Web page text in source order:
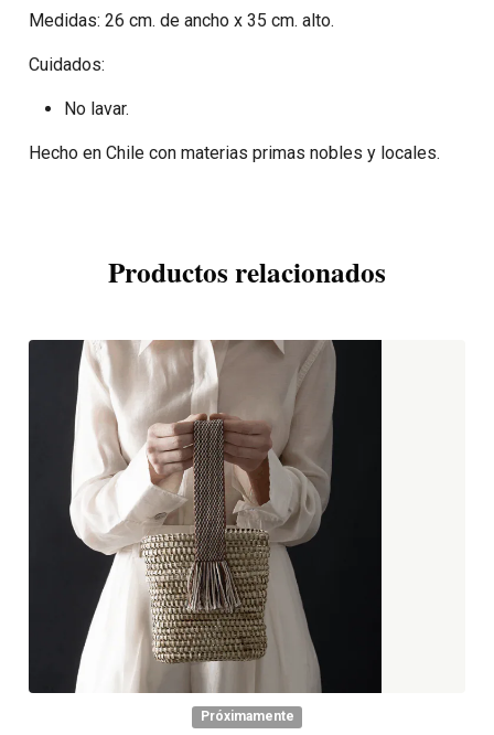
Medidas: 26 cm. de ancho x 35 cm. alto.
Cuidados:
No lavar.
Hecho en Chile con materias primas nobles y locales.
Productos relacionados
Próximamente